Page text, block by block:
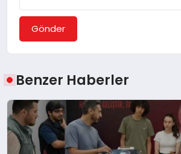
Gönder
Benzer Haberler